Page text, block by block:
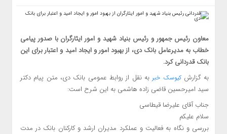
معاون رئیس جمهور و رئیس بنیاد شهید و امور ایثارگران با صدور پیامی
خطاب به مدیرعامل بانک دی، از بهبود امور و ایجاد امید و اعتبار برای این
بانک قدردانی کرد.
به گزارشکیوسک خبر به نقل از روابط عمومی بانک دی، متن پیام دکتر
سید امیرحسین قاضی زاده هاشمی به این شرح است:
جناب آقای علیرضا قیطاسی
سلام علیکم
بررسی و نگاه به فعالیت و عملکرد مدیران ارشد و کارکنان بانک در مدت